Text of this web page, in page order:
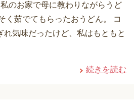
のお家で母に教わりながらうど
く茹でてもらったおうどん。 コ
れ気味だったけど、私はもともと
続きを読む